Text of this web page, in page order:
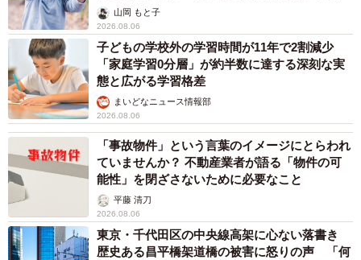
出し…山岡 もと子
2026.08.06
子どもの学校外の学習時間が11年で2割減少
「家庭学習0分層」が約半数に達する深刻な実
態と広がる学習格差
まいどなニュース情報部
2026.08.06
「事故物件」という言葉のイメージにとらわれ
ていませんか？ 不動産業者が語る「物件の可
能性」を閉ざさないために必要なこと
平藤 清刀
2026.08.06
東京・千代田区の中央線高架に心ない落書き
歴史ある昌平橋架道橋の被害に怒りの声 「何